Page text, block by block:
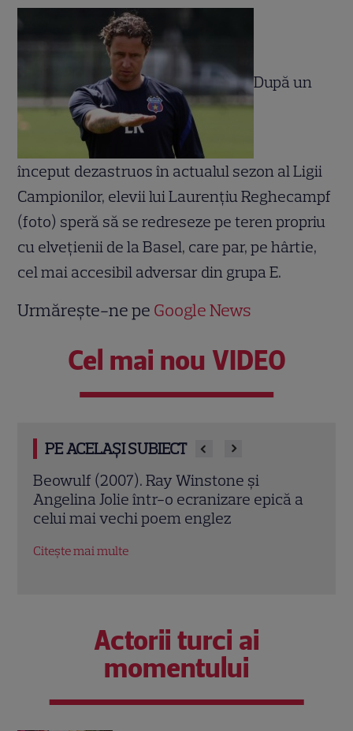
După un
început dezastruos în actualul sezon al Ligii
Campionilor, elevii lui Laurenţiu Reghecampf
(foto) speră să se redreseze pe teren propriu
cu elveţienii de la Basel, care par, pe hârtie,
cel mai accesibil adversar din grupa E.
Urmărește-ne pe Google News
Cel mai nou VIDEO
PE ACELAȘI SUBIECT
Jack Ryan: Agentul din umbră (2014).
Chris Pine și Kevin Costner, într-o cursă
contra cronometru pentru salvarea
Actorii turci ai
momentului